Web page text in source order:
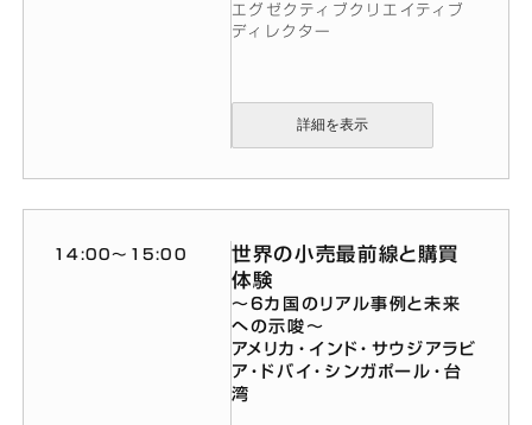
エグゼクティブクリエイティブ
ディレクター
詳細を表示
14:00〜15:00
世界の小売最前線と購買
体験
〜6カ国のリアル事例と未来
への示唆〜
アメリカ・インド・サウジアラビ
ア・ドバイ・シンガポール・台
湾